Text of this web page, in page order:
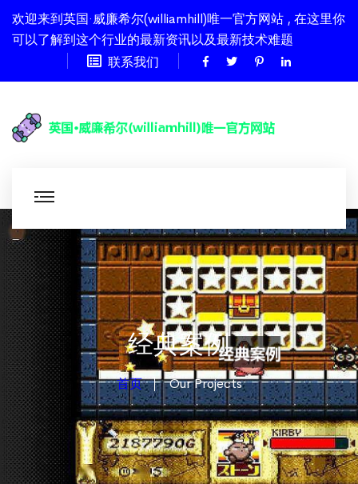
欢迎来到英国·威廉希尔(williamhill)唯一官方网站 , 在这里你
可以了解到这个行业的最新资讯以及最新技术难题
联系我们
经典案例
首页 Our Projects